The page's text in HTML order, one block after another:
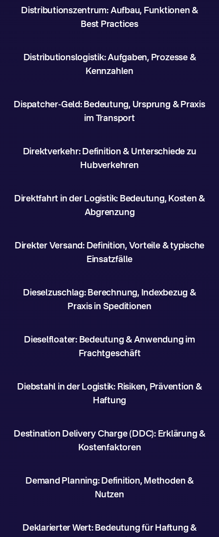
Distributionszentrum: Aufbau, Funktionen &
Best Practices
Distributionslogistik: Aufgaben, Prozesse &
Kennzahlen
Dispatcher-Geld: Bedeutung, Ursprung & Praxis
im Transport
Direktverkehr: Definition & Unterschiede zu
Hubverkehren
Direktfahrt in der Logistik: Bedeutung, Kosten &
Abgrenzung
Direkter Versand: Definition, Vorteile & typische
Einsatzfälle
Dieselzuschlag: Berechnung, Indexbezug &
Praxis in Speditionen
Dieselfloater: Bedeutung & Anwendung im
Frachtgeschäft
Diebstahl in der Logistik: Risiken, Prävention &
Haftung
Destination Delivery Charge (DDC): Erklärung &
Kostenfaktoren
Demand Planning: Definition, Methoden &
Nutzen
Deklarierter Wert: Bedeutung für Haftung &